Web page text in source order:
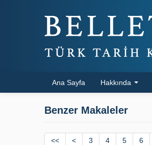
Ana Sayfa Hakkında
Benzer Makaleler
<< < 3 4 5 6